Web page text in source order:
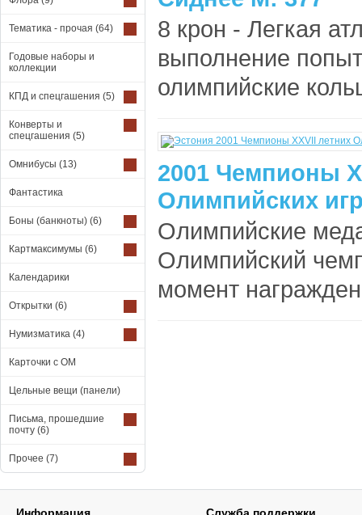
Тематика - прочая (64)
Годовые наборы и
коллекции
КПД и спецгашения (5)
Конверты и
спецгашения (5)
Омнибусы (13)
Фантастика
Боны (банкноты) (6)
Картмаксимумы (6)
Календарики
Открытки (6)
Нумизматика (4)
Карточки с ОМ
Цельные вещи (панели)
Письма, прошедшие
почту (6)
Прочее (7)
8 крон - Легкая
выполнение
олимпийские
2001 Чемпионы
Олимпийских
Олимпийские
Олимпийский
момент